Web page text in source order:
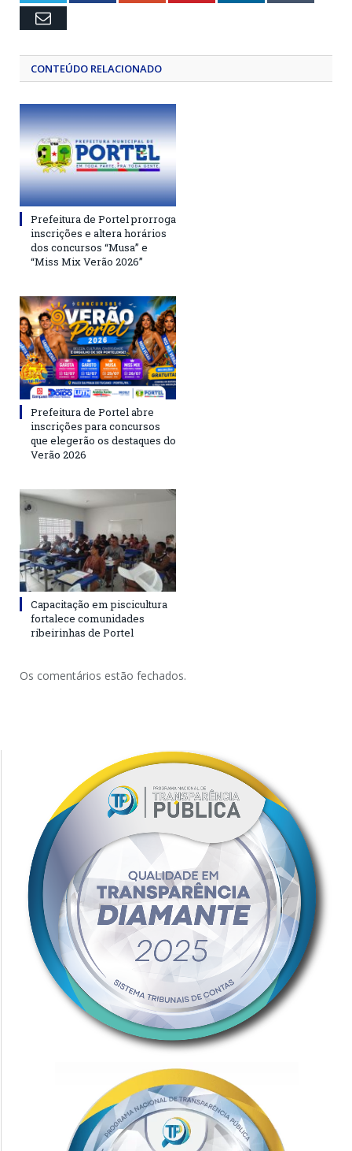
Email
CONTEÚDO RELACIONADO
Prefeitura de Portel prorroga
inscrições e altera horários
dos concursos “Musa” e
“Miss Mix Verão 2026”
Prefeitura de Portel abre
inscrições para concursos
que elegerão os destaques do
Verão 2026
Capacitação em piscicultura
fortalece comunidades
ribeirinhas de Portel
Os comentários estão fechados.